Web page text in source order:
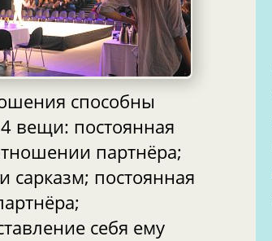
способны
вещи: постоянная
партнёра;
постоянная
себя ему